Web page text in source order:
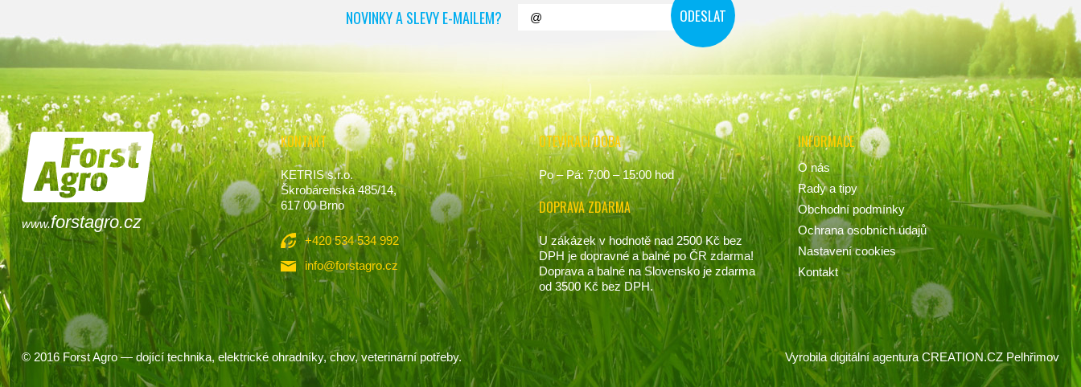
NOVINKY A SLEVY E-MAILEM?
www.forstagro.cz
KONTAKT
KETRIS s.r.o.
Škrobárenská 485/14,
617 00 Brno
+420 534 534 992
info@forstagro.cz
OTEVÍRACÍ DOBA
Po – Pá: 7:00 – 15:00 hod
DOPRAVA ZDARMA
U zákázek v hodnotě nad 2500 Kč bez
DPH je dopravné a balné po ČR zdarma!
Doprava a balné na Slovensko je zdarma
od 3500 Kč bez DPH.
INFORMACE
O nás
Rady a tipy
Obchodní podmínky
Ochrana osobních údajů
Nastavení cookies
Kontakt
© 2016 Forst Agro— dojící technika, elektrické ohradníky, chov, veterinární potřeby. Vyrobiladigitální agentura CREATION.CZ Pelhřimov